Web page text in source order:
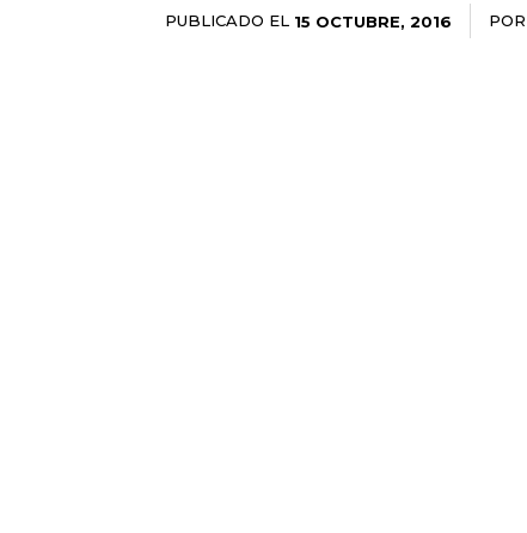
PUBLICADO EL 15 OCTUBRE, 2016 POR